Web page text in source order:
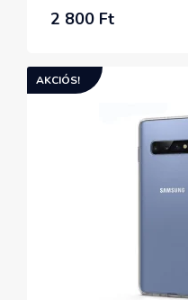
2 800 Ft
AKCIÓS!